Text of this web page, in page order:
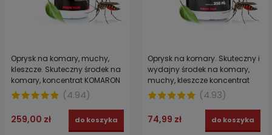
Oprysk na komary, muchy,
kleszcze. Skuteczny środek na
komary, koncentrat KOMARON
FORTE 1 L
(4.94)
259,00 zł do koszyka
Oprysk na komary. Skuteczny i
wydajny środek na komary,
muchy, kleszcze koncentrat
KOMARON FORTE 250 ml
(4.93)
74,99 zł do koszyka